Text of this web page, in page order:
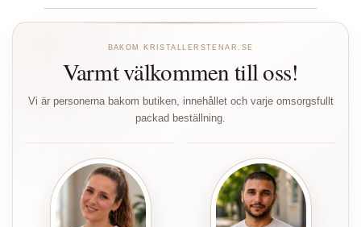
BAKOM KRISTALLERSTENAR.SE
Varmt välkommen till oss!
Vi är personerna bakom butiken, innehållet och varje omsorgsfullt
packad beställning.